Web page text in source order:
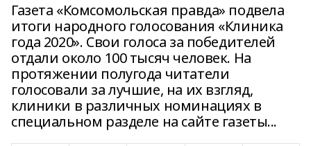
Газета «Комсомольская правда» подвела
итоги народного голосования «Клиника
года 2020». Свои голоса за победителей
отдали около 100 тысяч человек. На
протяжении полугода читатели
голосовали за лучшие, на их взгляд,
клиники в различных номинациях в
специальном разделе на сайте газеты...